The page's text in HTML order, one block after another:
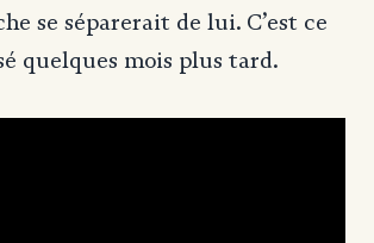
se séparerait de lui. C’est ce
quelques mois plus tard.